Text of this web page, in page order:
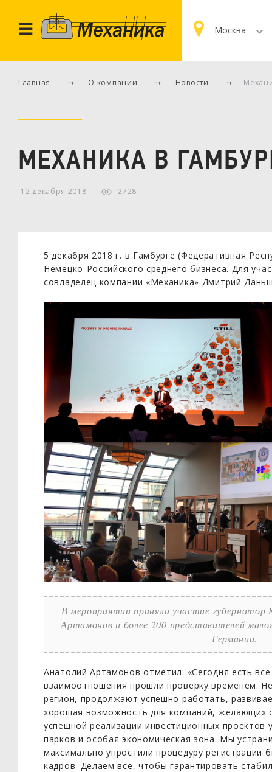
Москва
Главная О компании Новости
МЕХАНИКА В
12 декабря 2018 2728
5 декабря 2018 г. в Гамбурге (Федеративная
Немецко-Российского среднего бизнеса. Для
совладелец компании «Механика» Дмитрий
В мероприятии приняли участие
Артамонов и более 200 представителей
Германии.
Анатолий Артамонов отметил: «Сегодня есть
взаимоотношения прошли проверку временем.
регион, продолжают успешно работать,
хорошая возможность для компаний, желающих
успешной реализации инвестиционных проектов
парков и особая экономическая зона. Мы
максимально упростили процедуру регистрации
кадров. Делаем все, чтобы гарантировать